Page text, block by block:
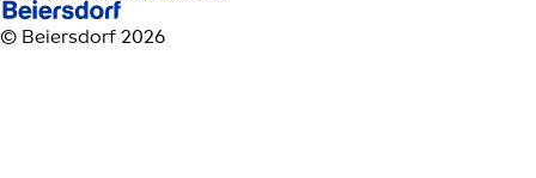
© Beiersdorf 2026